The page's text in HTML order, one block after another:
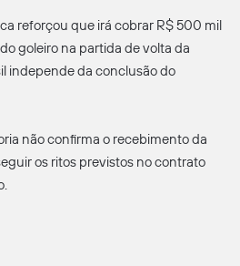
reforçou que irá cobrar R$ 500 mil
goleiro na partida de volta da
independe da conclusão do
não confirma o recebimento da
os ritos previstos no contrato